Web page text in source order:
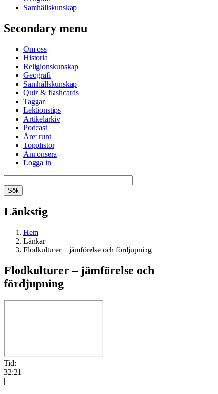
Samhällskunskap
Secondary menu
Om oss
Historia
Religionskunskap
Geografi
Samhällskunskap
Quiz & flashcards
Taggar
Lektionstips
Artikelarkiv
Podcast
Året runt
Topplistor
Annonsera
Logga in
Länkstig
Hem
Länkar
Flodkulturer – jämförelse och fördjupning
Flodkulturer – jämförelse och
fördjupning
Tid:
32:21
|